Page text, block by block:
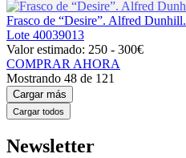
Frasco de “Desire”. Alfred Dunhill.
Lote 40039013
Valor estimado: 250 - 300€
COMPRAR AHORA
Mostrando 48 de 121
Cargar más
Cargar todos
Newsletter